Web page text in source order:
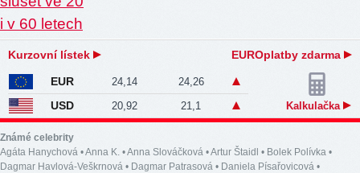
Kurzovní lístek EUROplatby zdarma
EUR 24,14 24,26
USD 20,92 21,1 Kalkulačka
Známé celebrity
Agáta Hanychová •Anna K. •Anna Slováčková •Artur Štaidl • Bolek Polívka •
Dagmar Havlová-Veškrnová • Dagmar Patrasová • Daniela Písařovicová •